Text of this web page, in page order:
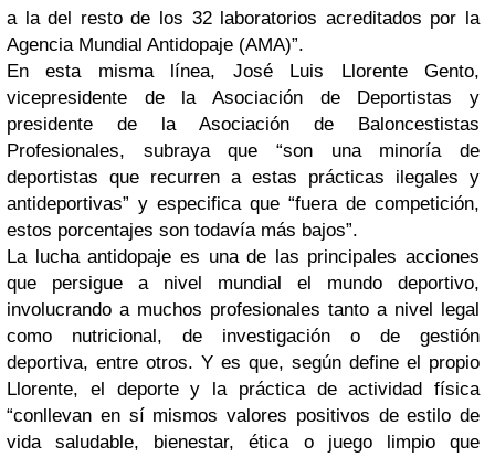
a la del resto de los 32 laboratorios acreditados por la
Agencia Mundial Antidopaje (AMA)”.
En esta misma línea, José Luis Llorente Gento,
vicepresidente de la Asociación de Deportistas y
presidente de la Asociación de Baloncestistas
Profesionales, subraya que “son una minoría de
deportistas que recurren a estas prácticas ilegales y
antideportivas” y especifica que “fuera de competición,
estos porcentajes son todavía más bajos”.
La lucha antidopaje es una de las principales acciones
que persigue a nivel mundial el mundo deportivo,
involucrando a muchos profesionales tanto a nivel legal
como nutricional, de investigación o de gestión
deportiva, entre otros. Y es que, según define el propio
Llorente, el deporte y la práctica de actividad física
“conllevan en sí mismos valores positivos de estilo de
vida saludable, bienestar, ética o juego limpio que